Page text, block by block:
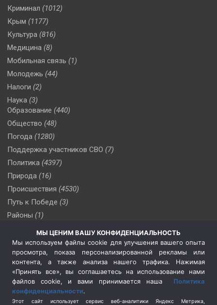
Криминал (1012)
Крым (1177)
Культура (816)
Медицина (8)
Мобильная связь (1)
Молодежь (44)
Налоги (2)
Наука (3)
Образование (440)
Общество (48)
Погода (1280)
Поддержка участников СВО (7)
Политика (4397)
Природа (16)
Происшествия (4530)
Путь к Победе (3)
Районы (1)
(510)
Сельское хозяйство (3)
Социальная политика
(3)
Спецоперация в Украине
Спецоперация на Украине
(404)
Спорт (740)
МЫ ЦЕНИМ ВАШУ КОНФИДЕНЦИАЛЬНОСТЬ
Мы используем файлы cookie для улучшения вашего опыта
просмотра, показа персонализированной рекламы или
контента, а также анализа нашего трафика. Нажимая
«Принять все», вы соглашаетесь на использование нами
файлов cookie, и вами принимается наша Политика
конфиденциальности.
Этот сайт использует сервис веб-аналитики Яндекс Метрика,